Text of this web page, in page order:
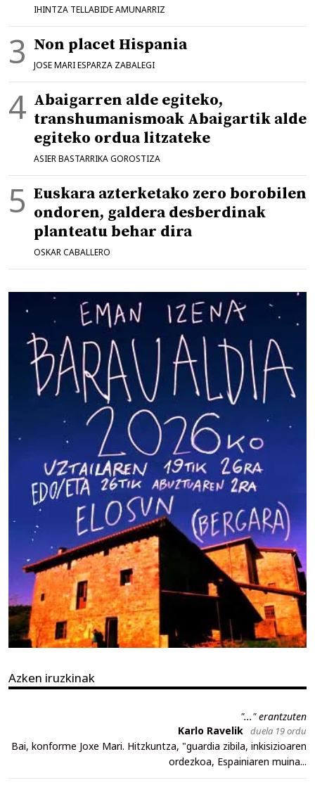
IHINTZA TELLABIDE AMUNARRIZ
Non placet Hispania
JOSE MARI ESPARZA ZABALEGI
Abaigarren alde egiteko,
transhumanismoak Abaigartik alde
egiteko ordua litzateke
ASIER BASTARRIKA GOROSTIZA
Euskara azterketako zero borobilen
ondoren, galdera desberdinak
planteatu behar dira
OSKAR CABALLERO
Azken iruzkinak
"..." erantzuten
Karlo Ravelik duela 19 ordu
Bai, konforme Joxe Mari. Hitzkuntza, "guardia zibila, inkisizioaren
ordezkoa, Espainiaren muina...